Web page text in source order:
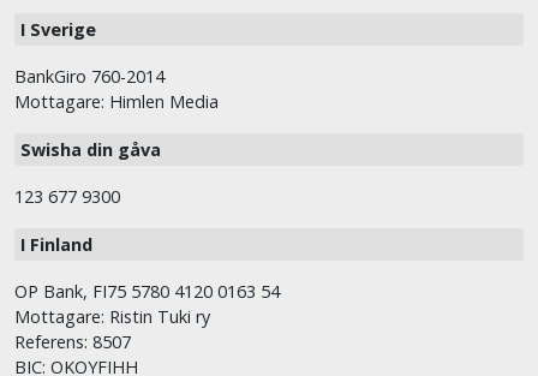
I Sverige
BankGiro 760-2014
Mottagare: Himlen Media
Swisha din gåva
123 677 9300
I Finland
OP Bank, FI75 5780 4120 0163 54
Mottagare: Ristin Tuki ry
Referens: 8507
BIC: OKOYFIHH